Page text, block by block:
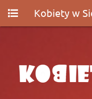
Kobiety w